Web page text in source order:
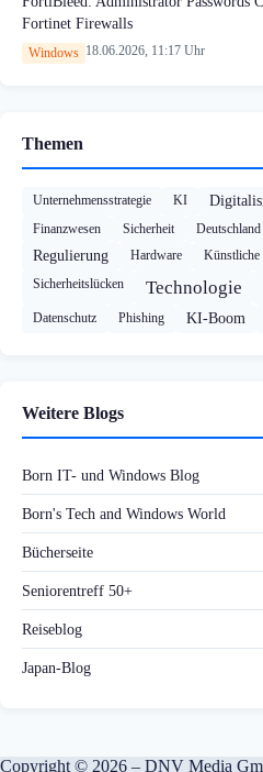
Fortinet Firewalls
Windows 18.06.2026, 11:17 Uhr
Themen
Unternehmensstrategie KI
Finanzwesen Sicherheit Deutschland
Regulierung Hardware Künstliche
Sicherheitslücken Technologie
Datenschutz Phishing KI-Boom
Weitere Blogs
Born IT- und Windows Blog
Born's Tech and Windows World
Bücherseite
Seniorentreff 50+
Reiseblog
Japan-Blog
Copyright © 2026 – DNV Media